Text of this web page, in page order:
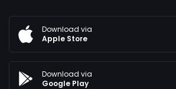
Download via
Apple Store
Download via
Google Play